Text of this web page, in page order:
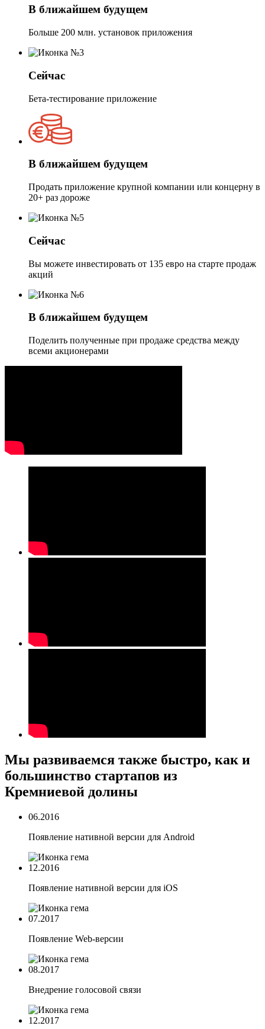
В ближайшем будущем
Больше 200 млн. установок приложения
Сейчас
Бета-тестирование приложение
В ближайшем будущем
Продать приложение крупной компании или концерну в
20+ раз дороже
Сейчас
Вы можете инвестировать от 135 евро на старте продаж
акций
В ближайшем будущем
Поделить полученные при продаже средства между
всеми акционерами
Мы развиваемся также быстро, как и
большинство стартапов из
Кремниевой долины
06.2016
Появление нативной версии для Android
12.2016
Появление нативной версии для iOS
07.2017
Появление Web-версии
08.2017
Внедрение голосовой связи
12.2017